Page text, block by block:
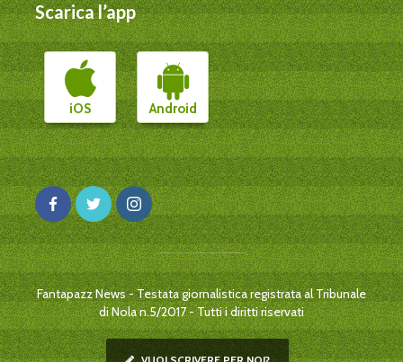
Scarica l’app
iOS Android
Fantapazz News - Testata giornalistica registrata al Tribunale
di Nola n.5/2017 - Tutti i diritti riservati